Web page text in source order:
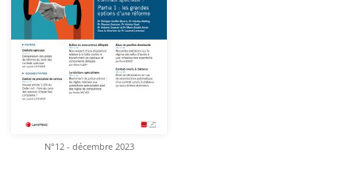
N°12 - décembre 2023